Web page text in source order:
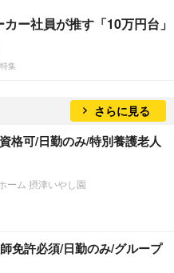
カー社員が推す「10万円台」
集
さらに見る
格可/日勤のみ/特別養護老人
ーム 摂津いやし園
免許必須/日勤のみ/グループ